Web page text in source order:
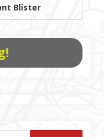
Blister